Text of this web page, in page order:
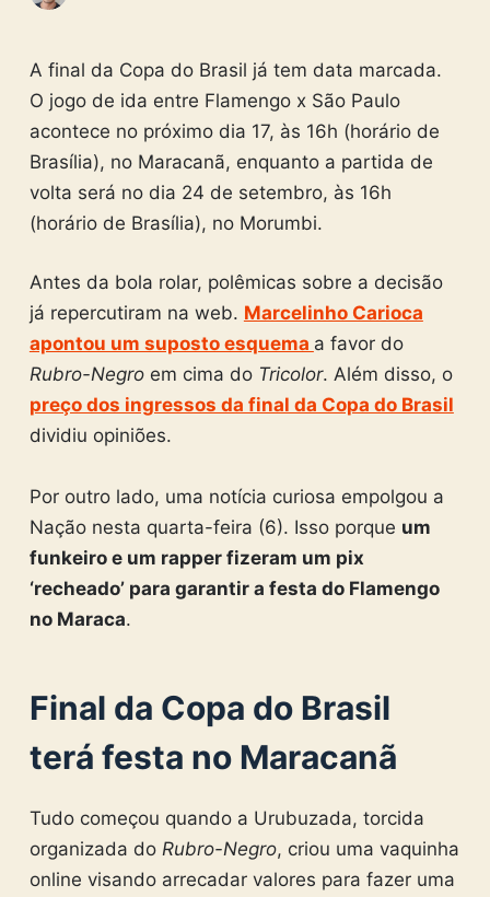
A final da Copa do Brasil já tem data marcada.
O jogo de ida entre Flamengo x São Paulo
acontece no próximo dia 17, às 16h (horário de
Brasília), no Maracanã, enquanto a partida de
volta será no dia 24 de setembro, às 16h
(horário de Brasília), no Morumbi.
Antes da bola rolar, polêmicas sobre a decisão
já repercutiram na web. Marcelinho Carioca
apontou um suposto esquema a favor do
Rubro-Negroem cima do Tricolor. Além disso, o
preço dos ingressos da final da Copa do Brasil
dividiu opiniões.
Por outro lado, uma notícia curiosa empolgou a
Nação nesta quarta-feira (6). Isso porque um
funkeiro e um rapper fizeram um pix
‘recheado’ para garantir a festa do Flamengo
no Maraca.
Final da Copa do Brasil
terá festa no Maracanã
Tudo começou quando a Urubuzada, torcida
organizada do Rubro-Negro, criou uma vaquinha
online visando arrecadar valores para fazer uma